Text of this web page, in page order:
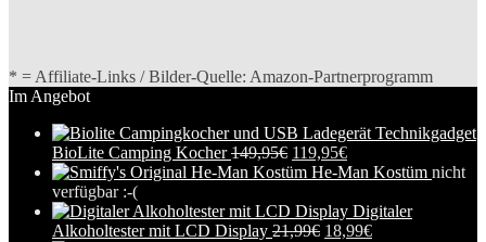
* = Affiliate-Links / Bilder-Quelle: Amazon-Partnerprogramm
Im Angebot
BioLite Camping Kocher 149,95€ 119,95€
He-Man Kostüm nicht
verfügbar :-(
Digitaler
Alkoholtester mit LCD Display 21,99€ 18,99€